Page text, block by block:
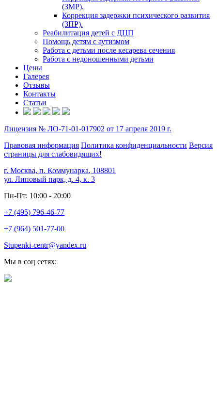
(ЗМР).
Коррекция задержки психического развития
(ЗПР).
Реабилитация детей с ДЦП
Помощь детям с аутизмом
Работа с детьми после кесарева сечения
Работа с недоношенными детьми
Цены
Галерея
Отзывы
Контакты
Статьи
Лицензия № ЛО-71-01-017902 от 17 апреля 2019 г.
Правовая информация Политика конфиденциальности Версия
страницы для слабовидящих!
г. Москва, п. Коммунарка, 108801
ул. Липовый парк, д. 4, к. 3
Пн-Пт: 10:00 - 20:00
+7 (495) 796-46-77
+7 (964) 501-77-00
Stupenki-centr@yandex.ru
Мы в соц сетях: